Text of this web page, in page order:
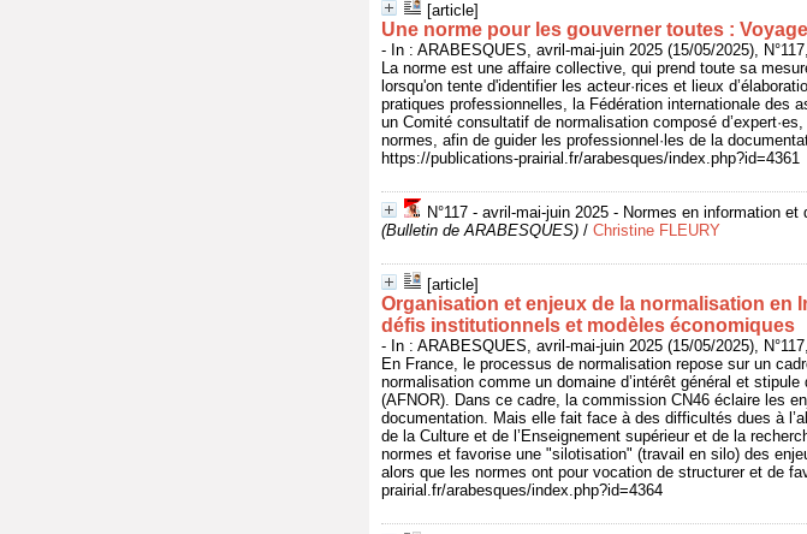
[article]
Une norme pour les gouverner toutes :
- In : ARABESQUES, avril-mai-juin 2025 (15/05/2025), N°117,
La norme est une affaire collective, qui prend toute sa
lorsqu'on tente d'identifier les acteur·rices et lieux
pratiques professionnelles, la Fédération internationale des
un Comité consultatif de normalisation composé
normes, afin de guider les professionnel·les de la
https://publications-prairial.fr/arabesques/index.php?id=4361
N°117 - avril-mai-juin 2025 - Normes en information
(Bulletin de ARABESQUES) / Christine FLEURY
[article]
Organisation et enjeux de la normalisation en
défis institutionnels et modèles économiques
- In : ARABESQUES, avril-mai-juin 2025 (15/05/2025), N°117,
En France, le processus de normalisation repose sur un
normalisation comme un domaine d’intérêt général et
(AFNOR). Dans ce cadre, la commission CN46 éclaire les
documentation. Mais elle fait face à des difficultés dues à
de la Culture et de l’Enseignement supérieur et de la
normes et favorise une "silotisation" (travail en silo) des
alors que les normes ont pour vocation de structurer et de
prairial.fr/arabesques/index.php?id=4364